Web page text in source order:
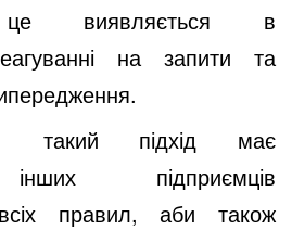
це виявляється в
на запити та
такий підхід має
підприємців
правил, аби також